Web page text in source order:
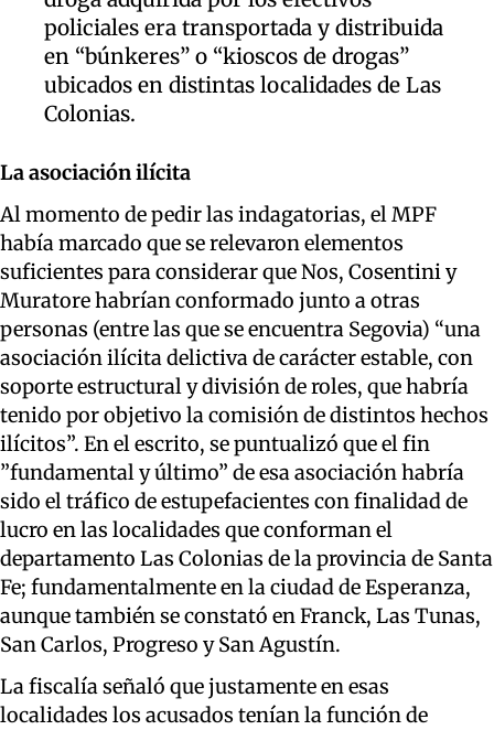
policiales era transportada y distribuida
en “búnkeres” o “kioscos de drogas”
ubicados en distintas localidades de Las
Colonias.
La asociación ilícita
Al momento de pedir las indagatorias, el MPF
había marcado que se relevaron elementos
suficientes para considerar que Nos, Cosentini y
Muratore habrían conformado junto a otras
personas (entre las que se encuentra Segovia) “una
asociación ilícita delictiva de carácter estable, con
soporte estructural y división de roles, que habría
tenido por objetivo la comisión de distintos hechos
ilícitos”. En el escrito, se puntualizó que el fin
”fundamental y último” de esa asociación habría
sido el tráfico de estupefacientes con finalidad de
lucro en las localidades que conforman el
departamento Las Colonias de la provincia de Santa
Fe; fundamentalmente en la ciudad de Esperanza,
aunque también se constató en Franck, Las Tunas,
San Carlos, Progreso y San Agustín.
La fiscalía señaló que justamente en esas
localidades los acusados tenían la función de